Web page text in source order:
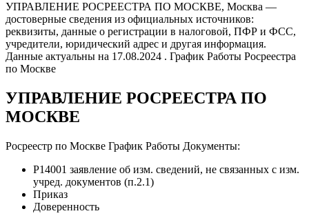
УПРАВЛЕНИЕ РОСРЕЕСТРА ПО МОСКВЕ, Москва —
достоверные сведения из официальных источников:
реквизиты, данные о регистрации в налоговой, ПФР и ФСС,
учредители, юридический адрес и другая информация.
Данные актуальны на 17.08.2024 . График Работы Росреестра
по Москве
УПРАВЛЕНИЕ РОСРЕЕСТРА ПО
МОСКВЕ
Росреестр по Москве График Работы Документы:
Р14001 заявление об изм. сведений, не связанных с изм.
учред. документов (п.2.1)
Приказ
Доверенность